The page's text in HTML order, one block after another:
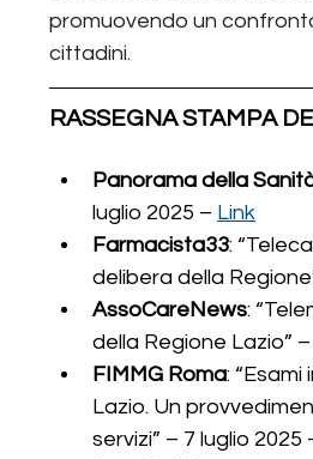
promuovendo un
cittadini.
RASSEGNA STAMPA
Panorama della
luglio 2025 – Link
Farmacista33:
delibera della
AssoCareNews:
della Regione Lazio”
FIMMG Roma:
Lazio. Un
servizi” – 7 luglio 2025